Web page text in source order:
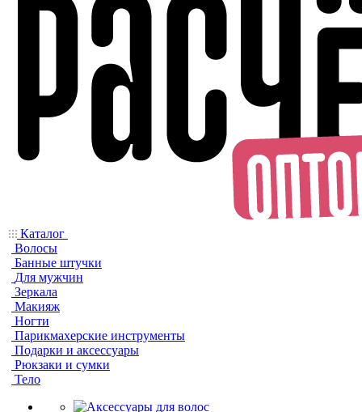
Каталог
Волосы
Банные штучки
Для мужчин
Зеркала
Макияж
Ногти
Парикмахерские инструменты
Подарки и аксессуары
Рюкзаки и сумки
Тело